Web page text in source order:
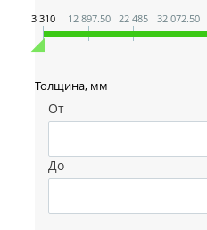
3 310 12 897.50 22 485 32 072.50
Толщина, мм
От
До